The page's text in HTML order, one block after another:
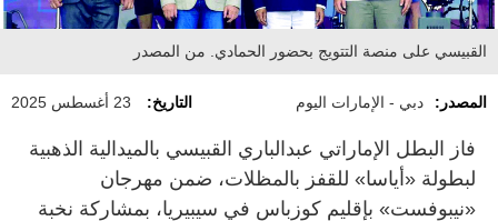
القبيسي على منصة التتويج بحضور الحمادي. من المصدر
المصدر: دبي - الإمارات اليوم التاريخ: 23 أغسطس 2025
فاز البطل الإماراتي عبدالباري القبيسي بالميدالية الذهبية
لبطولة «أياسا» للقفز بالمظلات، ضمن مهرجان
«نيبوفست» بإقليم كوزباس في سيبيريا، بمشاركة نخبة